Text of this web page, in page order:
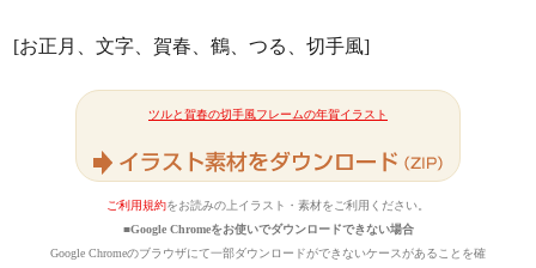
[お正月、文字、賀春、鶴、つる、切手風]
ツルと賀春の切手風フレームの年賀イラスト
ご利用規約をお読みの上イラスト・素材をご利用ください。
■Google Chromeをお使いでダウンロードできない場合
Google Chromeのブラウザにて一部ダウンロードができないケースがあることを確